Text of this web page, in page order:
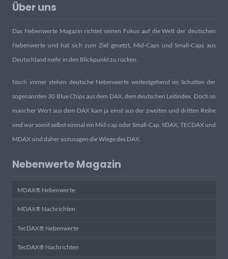
Über uns
Das Nebenwerte Magazin richtet seinen Fokus auf die Welt der deutschen
Nebenwerte und hat sich zum Ziel gesetzt, Mid-Caps und Small-Caps aus
Deutschland mehr in den Blickpunkt zu rücken.
Noch immer stehen deutsche Nebenwerte weitestgehend im Schatten der
sogenannten 30 Blue Chips aus dem DAX, dem deutschen Leitindex. Doch so
mancher Wert aus dem DAX kam ja einst aus der zweiten und dritten Reihe
und war somit selbst einmal ein Mid-cap oder Small-Cap. SDAX, TECDAX und
MDAX sind daher sozusagen die Wiege des DAX.
Nebenwerte Magazin
MDAX® Nebenwerte
MDAX® Nachrichten
TecDAX® Nebenwerte
TecDAX® Nachrichten